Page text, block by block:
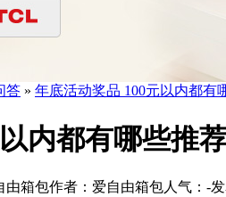
答 » 年底活动奖品 100元以内都有
内都有哪些推
由箱包作者：爱自由箱包人气： -